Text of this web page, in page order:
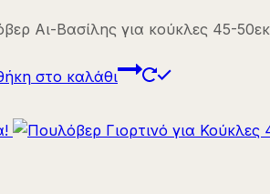
was:
τιμή
€13.00.
Αι-Βασίλης για κούκλες 45-
στο καλάθι